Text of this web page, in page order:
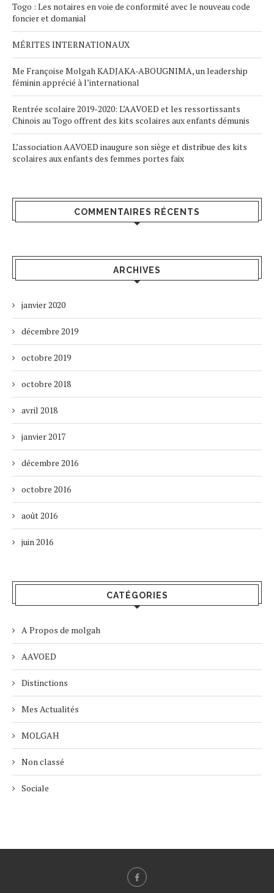
Togo : Les notaires en voie de conformité avec le nouveau code
foncier et domanial
MÉRITES INTERNATIONAUX
Me Françoise Molgah KADJAKA-ABOUGNIMA, un leadership
féminin apprécié à l’international
Rentrée scolaire 2019-2020: L’AAVOED et les ressortissants
Chinois au Togo offrent des kits scolaires aux enfants démunis
L’association AAVOED inaugure son siège et distribue des kits
scolaires aux enfants des femmes portes faix
COMMENTAIRES RÉCENTS
ARCHIVES
janvier 2020
décembre 2019
octobre 2019
octobre 2018
avril 2018
janvier 2017
décembre 2016
octobre 2016
août 2016
juin 2016
CATÉGORIES
A Propos de molgah
AAVOED
Distinctions
Mes Actualités
MOLGAH
Non classé
Sociale